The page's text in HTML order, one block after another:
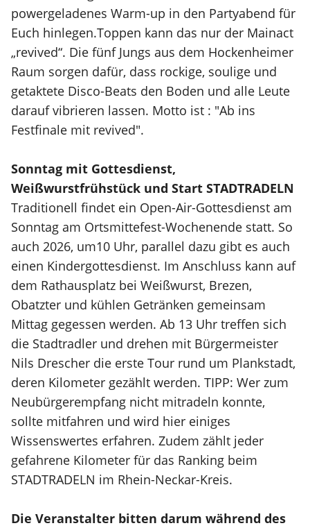
powergeladenes Warm-up in den Partyabend für
Euch hinlegen.Toppen kann das nur der Mainact
„revived“. Die fünf Jungs aus dem Hockenheimer
Raum sorgen dafür, dass rockige, soulige und
getaktete Disco-Beats den Boden und alle Leute
darauf vibrieren lassen. Motto ist : "Ab ins
Festfinale mit revived".
Sonntag mit Gottesdienst,
Weißwurstfrühstück und Start STADTRADELN
Traditionell findet ein Open-Air-Gottesdienst am
Sonntag am Ortsmittefest-Wochenende statt. So
auch 2026, um10 Uhr, parallel dazu gibt es auch
einen Kindergottesdienst. Im Anschluss kann auf
dem Rathausplatz bei Weißwurst, Brezen,
Obatzter und kühlen Getränken gemeinsam
Mittag gegessen werden. Ab 13 Uhr treffen sich
die Stadtradler und drehen mit Bürgermeister
Nils Drescher die erste Tour rund um Plankstadt,
deren Kilometer gezählt werden. TIPP: Wer zum
Neubürgerempfang nicht mitradeln konnte,
sollte mitfahren und wird hier einiges
Wissenswertes erfahren. Zudem zählt jeder
gefahrene Kilometer für das Ranking beim
STADTRADELN im Rhein-Neckar-Kreis.
Die Veranstalter bitten darum während des